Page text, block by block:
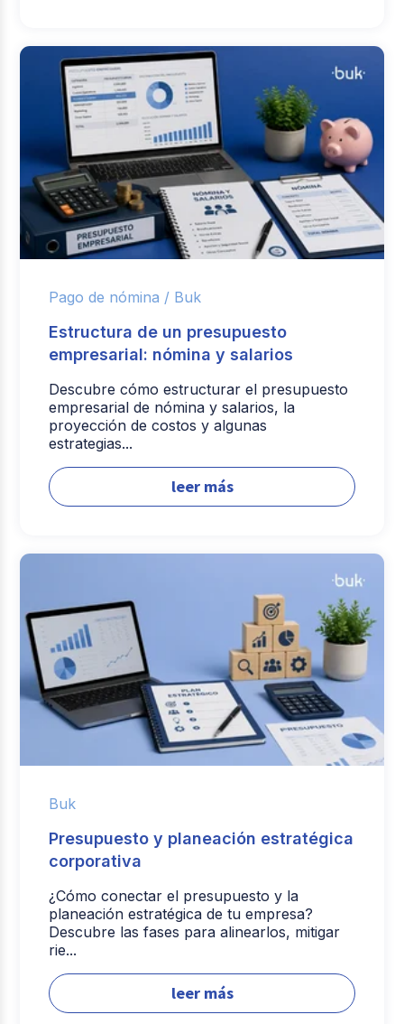
Pago de nómina / Buk
Estructura de un presupuesto
empresarial: nómina y salarios
Descubre cómo estructurar el presupuesto
empresarial de nómina y salarios, la
proyección de costos y algunas
estrategias...
leer más
Buk
Presupuesto y planeación estratégica
corporativa
¿Cómo conectar el presupuesto y la
planeación estratégica de tu empresa?
Descubre las fases para alinearlos, mitigar
rie...
leer más